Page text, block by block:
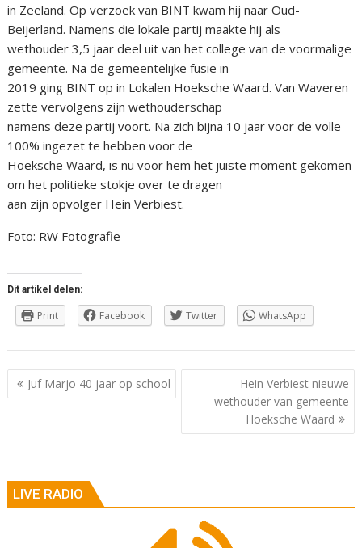
in Zeeland. Op verzoek van BINT kwam hij naar Oud-
Beijerland. Namens die lokale partij maakte hij als
wethouder 3,5 jaar deel uit van het college van de voormalige
gemeente. Na de gemeentelijke fusie in
2019 ging BINT op in Lokalen Hoeksche Waard. Van Waveren
zette vervolgens zijn wethouderschap
namens deze partij voort. Na zich bijna 10 jaar voor de volle
100% ingezet te hebben voor de
Hoeksche Waard, is nu voor hem het juiste moment gekomen
om het politieke stokje over te dragen
aan zijn opvolger Hein Verbiest.
Foto: RW Fotografie
Dit artikel delen:
Print Facebook Twitter WhatsApp
Berichtnavigatie
Juf Marjo 40 jaar op school
Hein Verbiest nieuwe
wethouder van gemeente
Hoeksche Waard
LIVE RADIO